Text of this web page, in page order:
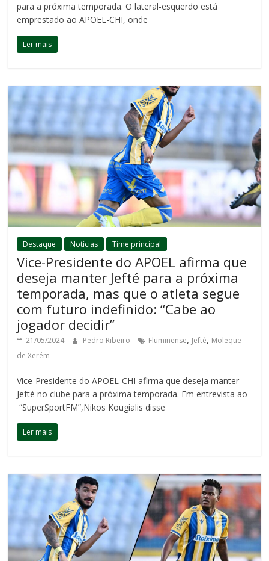
para a próxima temporada. O lateral-esquerdo está
emprestado ao APOEL-CHI, onde
Ler mais
Destaque Notícias Time principal
Vice-Presidente do APOEL afirma que
deseja manter Jefté para a próxima
temporada, mas que o atleta segue
com futuro indefinido: “Cabe ao
jogador decidir”
21/05/2024 Pedro Ribeiro Fluminense, Jefté, Moleque
de Xerém
Vice-Presidente do APOEL-CHI afirma que deseja manter
Jefté no clube para a próxima temporada. Em entrevista ao
“SuperSportFM”,Nikos Kougialis disse
Ler mais